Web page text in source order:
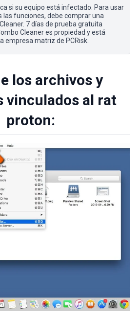
si su equipo está infectado. Para usar
las funciones, debe comprar una
7 días de prueba gratuita
Cleaner es propiedad y está
empresa matriz de PCRisk.
los archivos y
vinculados al rat
proton: